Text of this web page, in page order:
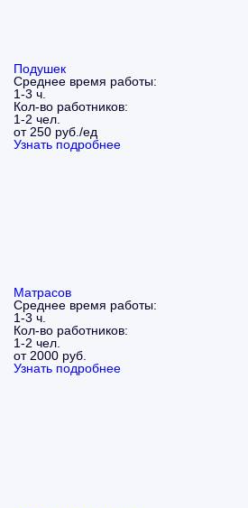
Подушек
Среднее время работы:
1-3 ч.
Кол-во работников:
1-2 чел.
от 250 руб./ед
Узнать подробнее
Матрасов
Среднее время работы:
1-3 ч.
Кол-во работников:
1-2 чел.
от 2000 руб.
Узнать подробнее